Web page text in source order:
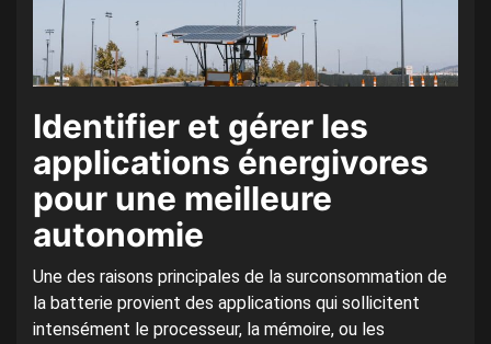
Identifier et gérer les
applications énergivores
pour une meilleure
autonomie
Une des raisons principales de la surconsommation de
la batterie provient des applications qui sollicitent
intensément le processeur, la mémoire, ou les